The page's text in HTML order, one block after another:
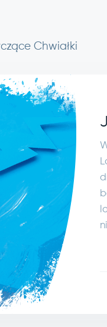
Chwiałki